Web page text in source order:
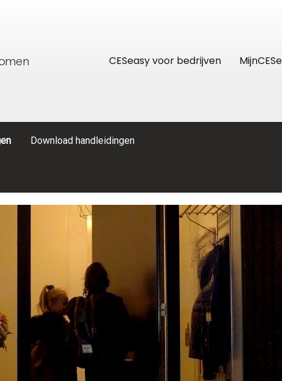
CESeasy voor bedrijven
Download handleidingen
beheer kaart
CESeasy APP
Recreatiewoning